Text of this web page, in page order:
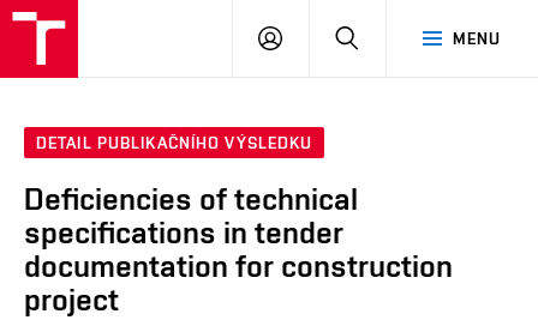
MENU
PŘIHLÁSIT
DETAIL PUBLIKAČNÍHO VÝSLEDKU
Deficiencies of technical
specifications in tender
documentation for construction
project